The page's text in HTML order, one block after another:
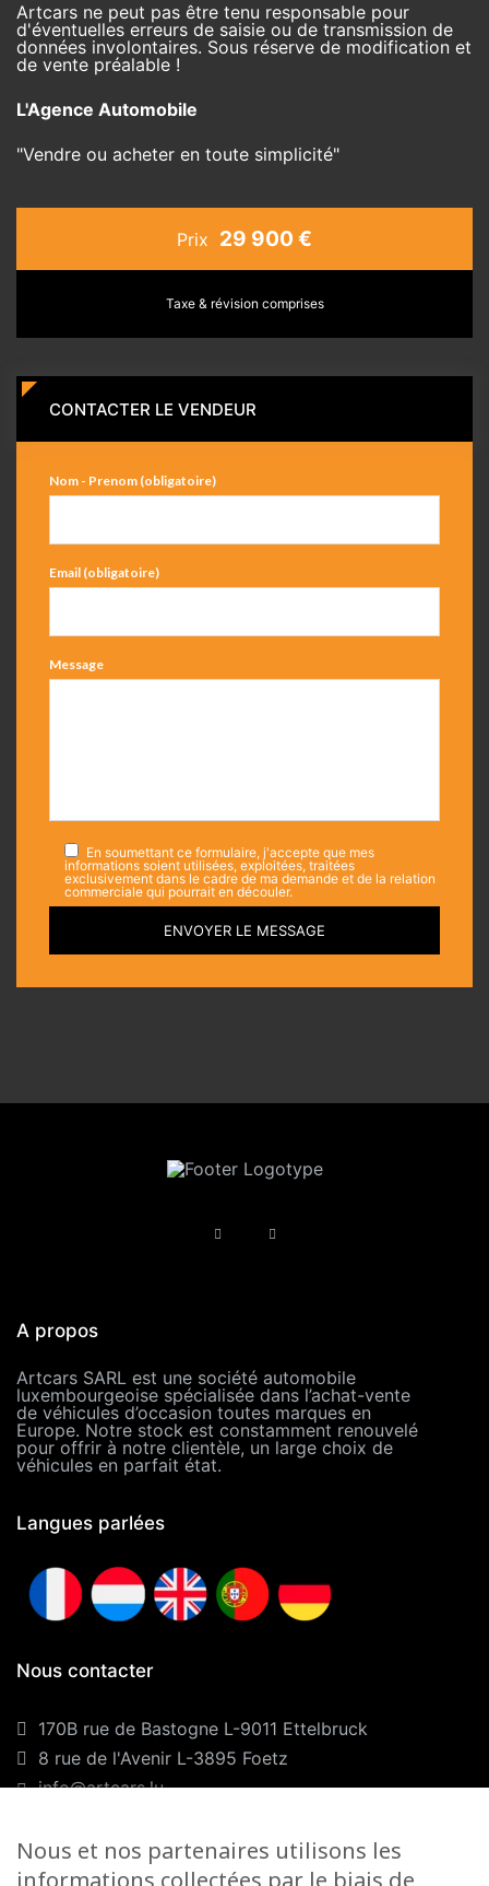
Artcars ne peut pas être tenu responsable pour
d'éventuelles erreurs de saisie ou de transmission de
données involontaires. Sous réserve de modification et
de vente préalable !
L'Agence Automobile
"Vendre ou acheter en toute simplicité"
Prix 29 900 €
Taxe & révision comprises
CONTACTER LE VENDEUR
Nom - Prenom (obligatoire)
Email (obligatoire)
Message
En soumettant ce formulaire, j'accepte que mes
informations soient utilisées, exploitées, traitées
exclusivement dans le cadre de ma demande et de la relation
commerciale qui pourrait en découler.
ENVOYER LE MESSAGE
A propos
Artcars SARL est une société automobile
luxembourgeoise spécialisée dans l’achat-vente
de véhicules d’occasion toutes marques en
Europe. Notre stock est constamment renouvelé
pour offrir à notre clientèle, un large choix de
véhicules en parfait état.
Langues parlées
Nous contacter
170B rue de Bastogne L-9011 Ettelbruck
8 rue de l'Avenir L-3895 Foetz
info@artcars.lu
GSM :+352 661 701 701
Nous et nos partenaires utilisons les
informations collectées par le biais de